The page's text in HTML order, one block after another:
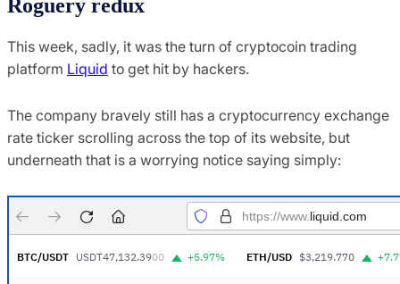
Roguery redux
This week, sadly, it was the turn of cryptocoin trading
platform Liquid to get hit by hackers.
The company bravely still has a cryptocurrency exchange
rate ticker scrolling across the top of its website, but
underneath that is a worrying notice saying simply: